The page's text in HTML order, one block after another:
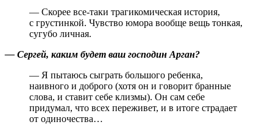
— Скорее все-таки трагикомическая история,
с грустинкой. Чувство юмора вообще вещь тонкая,
сугубо личная.
— Сергей, каким будет ваш господин Арган?
— Я пытаюсь сыграть большого ребенка,
наивного и доброго (хотя он и говорит бранные
слова, и ставит себе клизмы). Он сам себе
придумал, что всех переживет, и в итоге страдает
от одиночества…